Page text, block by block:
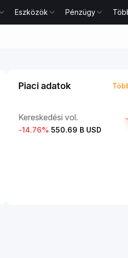
Eszközök Pénzügy
Piaci adatok
Kereskedési vol.
-14.76% 550.69 B USD